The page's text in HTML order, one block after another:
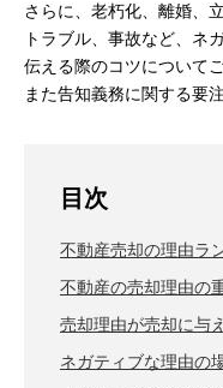
さらに、老朽化、離婚、
トラブル、事故など、ネ
伝える際のコツについて
また告知義務に関する要
目次
不動産売却の理由ラ
不動産の売却理由の
売却理由が売却に与
ネガティブな理由の